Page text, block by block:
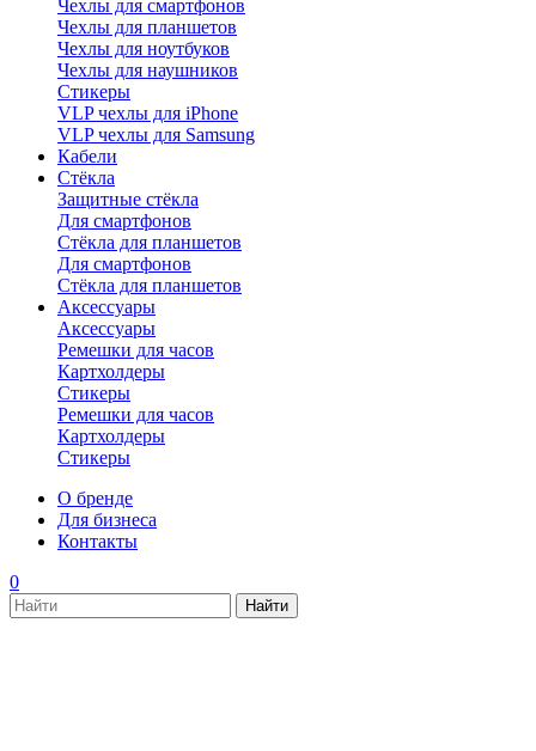
Чехлы для смартфонов
Чехлы для планшетов
Чехлы для ноутбуков
Чехлы для наушников
Стикеры
VLP чехлы для iPhone
VLP чехлы для Samsung
Кабели
Стёкла
Защитные стёкла
Для смартфонов
Стёкла для планшетов
Для смартфонов
Стёкла для планшетов
Аксессуары
Аксессуары
Ремешки для часов
Картхолдеры
Стикеры
Ремешки для часов
Картхолдеры
Стикеры
О бренде
Для бизнеса
Контакты
0